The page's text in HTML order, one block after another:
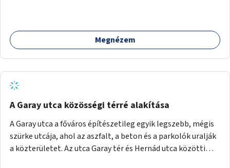
Megnézem
A Garay utca közösségi térré alakítása
A Garay utca a főváros építészetileg egyik legszebb, mégis
szürke utcája, ahol az aszfalt, a beton és a parkolók uralják
a közterületet. Az utca Garay tér és Hernád utca közötti